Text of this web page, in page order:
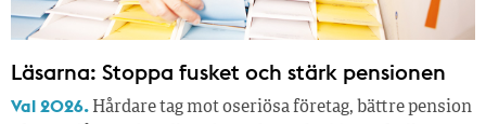
Läsarna: Stoppa fusket och stärk pensionen
Val 2026. Hårdare tag mot oseriösa företag, bättre pension